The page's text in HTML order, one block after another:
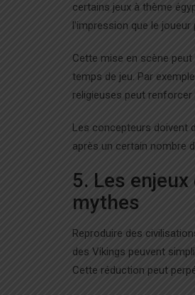
certains jeux à thème
l’impression que le
Cette mise en scène
temps de jeu. Par
religieuses peut renforcer
Les concepteurs doivent
après un certain nombre
5. Les
mythes
Reproduire des
des Vikings peuvent
Cette réduction peut